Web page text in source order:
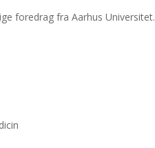
foredrag fra Aarhus Universitet.